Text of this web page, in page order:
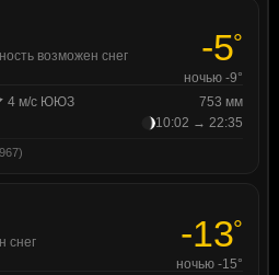
возможен снег -5°
ночью -9°
4 м/с ЮЮЗ
753 мм
10:02 → 22:35
снег -13°
ночью -15°